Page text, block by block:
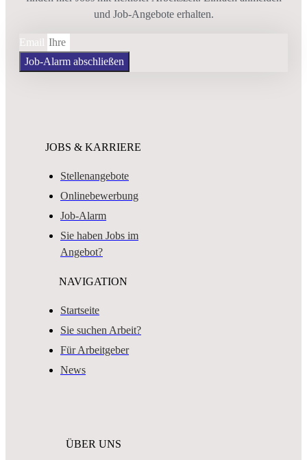
und Job-Angebote erhalten.
Email
Job-Alarm abschließen
JOBS & KARRIERE
Stellenangebote
Onlinebewerbung
Job-Alarm
Sie haben Jobs im
Angebot?
NAVIGATION
Startseite
Sie suchen Arbeit?
Für Arbeitgeber
News
ÜBER UNS